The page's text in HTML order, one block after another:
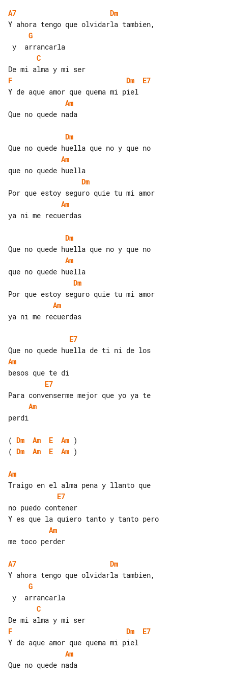
A7
Dm
G
C
F
Dm
E7
Am
Que no quede nada
Dm
Am
Dm
Am
ya ni me recuerdas
Dm
Am
Dm
Am
ya ni me recuerdas
E7
Am
E7
Am
perdi
( Dm Am E Am
( Dm Am E Am )
Am
E7
no puedo contener
Am
me toco perder
A7
Dm
G
C
F
Dm
E7
Am
Que no quede nada